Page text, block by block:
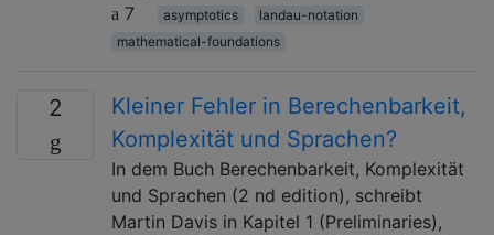
7
asymptotics
landau-notation
mathematical-foundations
2
Kleiner Fehler in Berechenbarkeit,
Komplexität und Sprachen?
In dem Buch Berechenbarkeit, Komplexität
und Sprachen (2 nd edition), schreibt
Martin Davis in Kapitel 1 (Preliminaries),